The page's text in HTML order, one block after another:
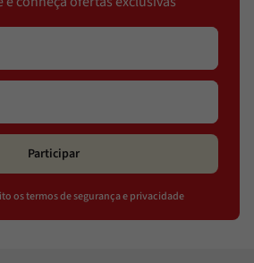
Participar
os termos de segurança e privacidade